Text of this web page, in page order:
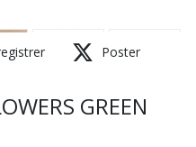
Poster
GREEN